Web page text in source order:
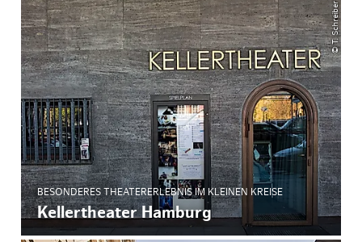
© T. Schreiber
BESONDERES THEATERERLEBNIS IM KLEINEN KREISE
Kellertheater Hamburg